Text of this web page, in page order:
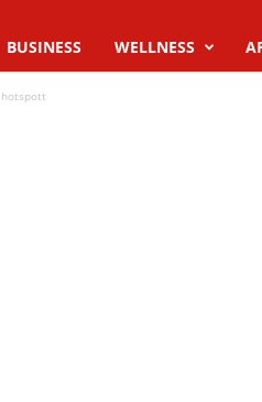
BUSINESS WELLNESS
hotspott